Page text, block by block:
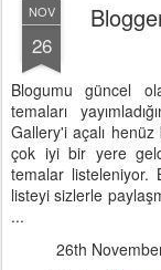
NOV
26
Blogumu güncel
temaları
Gallery'i açalı
çok iyi bir yere
temalar listeleniyor.
listeyi sizlerle
...
26th